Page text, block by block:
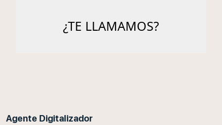
Agente Digitalizador